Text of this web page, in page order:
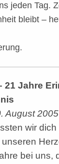
jeden Tag.
bleibt –
21 Jahre
August 2005
wir
bei uns,